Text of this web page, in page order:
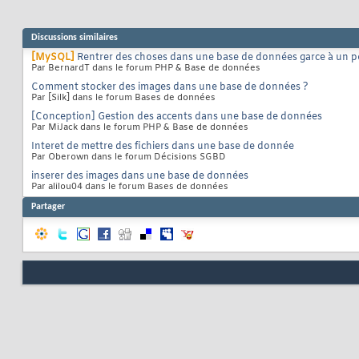
Discussions similaires
[MySQL] Rentrer des choses dans une base de données garce à un
Par BernardT dans le forum PHP & Base de données
Comment stocker des images dans une base de données ?
Par [Silk] dans le forum Bases de données
[Conception] Gestion des accents dans une base de données
Par MiJack dans le forum PHP & Base de données
Interet de mettre des fichiers dans une base de donnée
Par Oberown dans le forum Décisions SGBD
inserer des images dans une base de données
Par alilou04 dans le forum Bases de données
Partager